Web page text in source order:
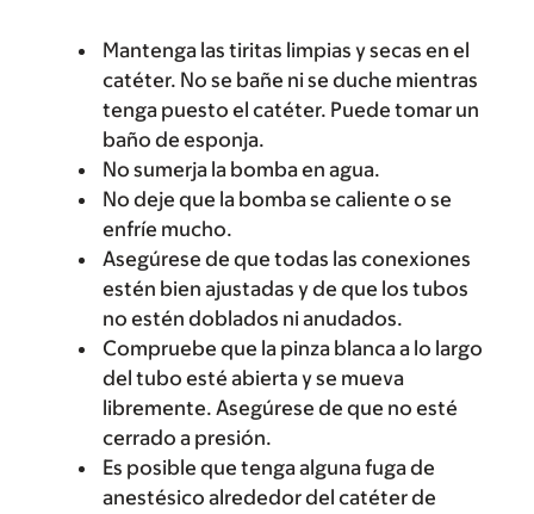
Mantenga las tiritas limpias y secas en el
catéter. No se bañe ni se duche mientras
tenga puesto el catéter. Puede tomar un
baño de esponja.
No sumerja la bomba en agua.
No deje que la bomba se caliente o se
enfríe mucho.
Asegúrese de que todas las conexiones
estén bien ajustadas y de que los tubos
no estén doblados ni anudados.
Compruebe que la pinza blanca a lo largo
del tubo esté abierta y se mueva
libremente. Asegúrese de que no esté
cerrado a presión.
Es posible que tenga alguna fuga de
anestésico alrededor del catéter de